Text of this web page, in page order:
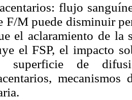
flujo
F/M puede disminuir
el aclaramiento de la
el FSP, el impacto
superficie de